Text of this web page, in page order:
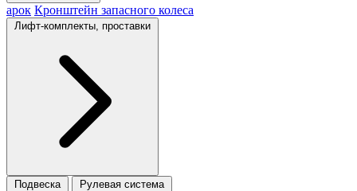
арок Кронштейн запасного колеса
Лифт-комплекты, проставки
Подвеска Рулевая система